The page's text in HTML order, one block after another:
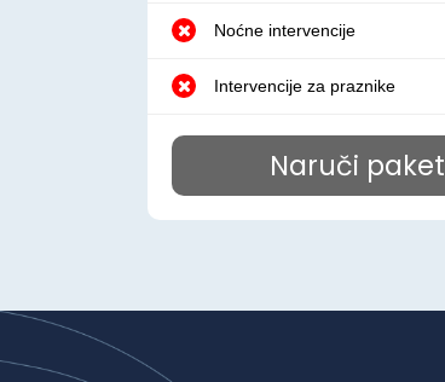
Noćne intervencije
Intervencije za praznike
Naruči paket